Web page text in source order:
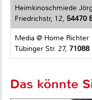
Heimkinoschmiede
Friedrichstr, 12, 54470
Media @ Home Richter
Tübinger Str. 27, 71088
Das könnte